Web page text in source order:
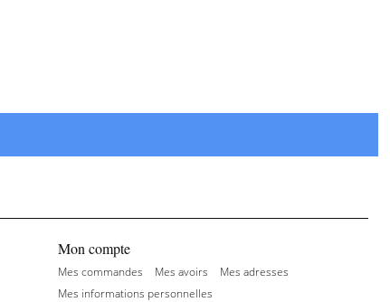
Mon compte
Mes commandes Mes avoirs
Mes adresses
Mes informations personnelles